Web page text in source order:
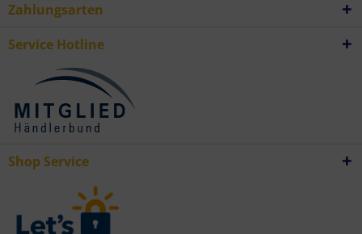
Zahlungsarten
Service Hotline
Shop Service
Messung der Performance von Inhalten
Daten aus verschiedenen Quellen
Entwicklung und Verbesserung der Angebote
Besondere Features:
Verwendung genauer Standortdaten
Endgeräteeigenschaften zur Identifikation aktiv abfragen